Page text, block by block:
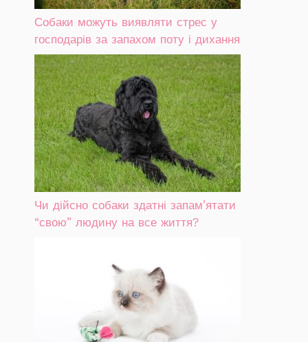
Собаки можуть виявляти стрес у
господарів за запахом поту і дихання
Чи дійсно собаки здатні запам’ятати
“свою” людину на все життя?